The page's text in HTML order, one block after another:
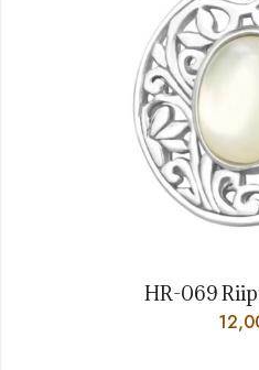
HR-069